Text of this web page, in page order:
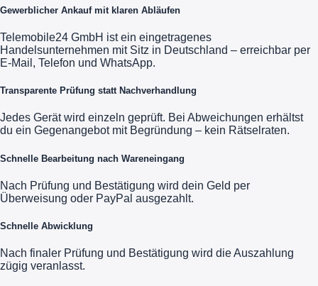
Gewerblicher Ankauf mit klaren Abläufen
Telemobile24 GmbH ist ein eingetragenes
Handelsunternehmen mit Sitz in Deutschland – erreichbar per
E-Mail, Telefon und WhatsApp.
Transparente Prüfung statt Nachverhandlung
Jedes Gerät wird einzeln geprüft. Bei Abweichungen erhältst
du ein Gegenangebot mit Begründung – kein Rätselraten.
Schnelle Bearbeitung nach Wareneingang
Nach Prüfung und Bestätigung wird dein Geld per
Überweisung oder PayPal ausgezahlt.
Schnelle Abwicklung
Nach finaler Prüfung und Bestätigung wird die Auszahlung
zügig veranlasst.